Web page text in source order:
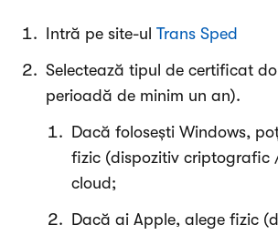
Intră pe site-ulTrans Sped
Selectează tipul de certificat
perioadă de minim un an).
Dacă folosești Windows,
fizic (dispozitiv criptografic
cloud;
Dacă ai Apple, alege fizic